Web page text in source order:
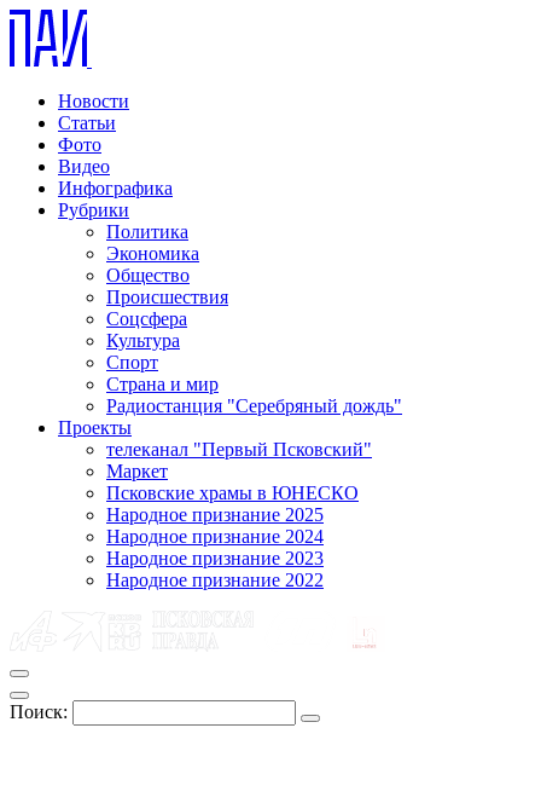
Новости
Статьи
Фото
Видео
Инфографика
Рубрики
Политика
Экономика
Общество
Происшествия
Соцсфера
Культура
Спорт
Страна и мир
Радиостанция "Серебряный дождь"
Проекты
телеканал "Первый Псковский"
Маркет
Псковские храмы в ЮНЕСКО
Народное признание 2025
Народное признание 2024
Народное признание 2023
Народное признание 2022
Поиск: